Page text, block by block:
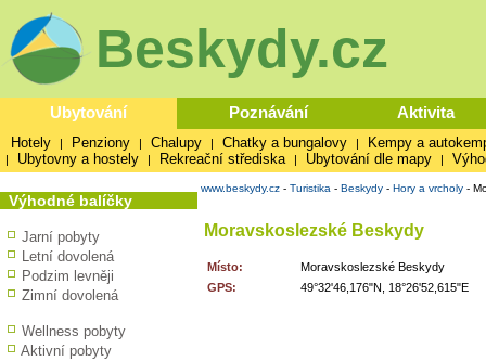
Beskydy.cz
Ubytování Poznávání Aktivita
Hotely | Penziony | Chalupy | Chatky a bungalovy | Kempy a
| Ubytovny a hostely | Rekreační střediska | Ubytování dle mapy |
Výhodné balíčky
Jarní pobyty
Letní dovolená
Podzim levněji
Zimní dovolená
Wellness pobyty
Aktivní pobyty
www.beskydy.cz - Turistika - Beskydy - Hory a vrcholy -
Moravskoslezské Beskydy
Místo:
Moravskoslezské Beskydy
GPS:
49°32'46,176"N, 18°26'52,615"E